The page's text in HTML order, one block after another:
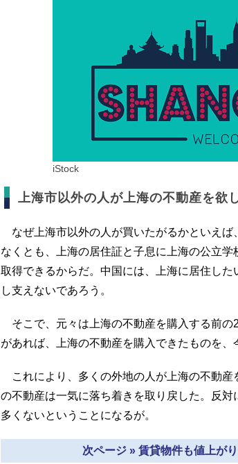
iStock
上海市以外の人が上海の不動産を欲
なぜ上海市以外の人が買いたがるかといえば
なくとも、上海の居住証と子息に上海の公立
取得できるからだ。中国には、上海に居住し
し支えないであろう。
そこで、元々は上海の不動産を購入する前の
があれば、上海の不動産を購入できたものを、
これにより、多くの外地の人が上海の不動産
の不動産は一気に落ち着きを取り戻した。反
多くないということになるが。
次ページ » 賃貸物件も値上が